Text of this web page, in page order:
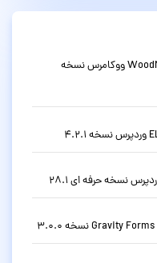
قالب فروشگاهی چندمنظوره وودمارت WoodMart ووکامرس نسخه